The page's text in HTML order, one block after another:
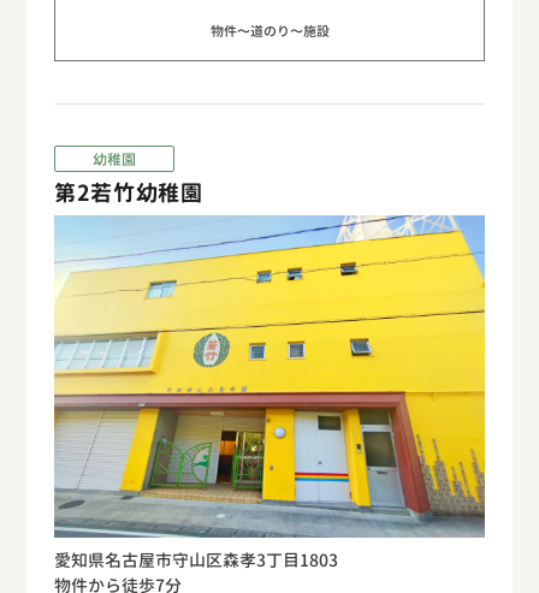
物件〜道のり〜施設
幼稚園
第2若竹幼稚園
愛知県名古屋市守山区森孝3丁目1803
物件から徒歩7分